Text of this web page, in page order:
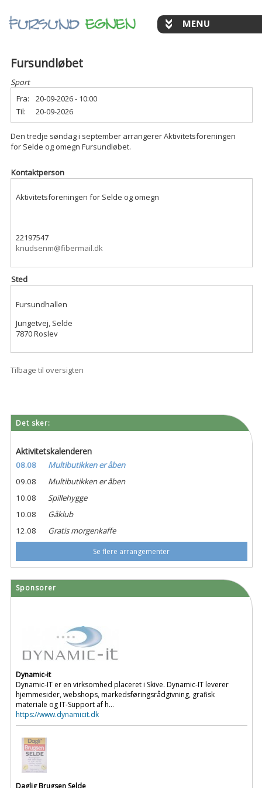
Fursundløbet
Sport
Fra:
20-09-2026 - 10:00
Til:
20-09-2026
Den tredje søndag i september arrangerer Aktivitetsforeningen
for Selde og omegn Fursundløbet.
Kontaktperson
Aktivitetsforeningen for Selde og omegn
22197547
knudsenm@fibermail.dk
Sted
Fursundhallen
Jungetvej, Selde
7870 Roslev
Tilbage til oversigten
Det sker:
Aktivitetskalenderen
08.08
Multibutikken er åben
09.08
Multibutikken er åben
10.08
Spillehygge
10.08
Gåklub
12.08
Gratis morgenkaffe
Se flere arrangementer
Sponsorer
Dynamic-it
Dynamic-IT er en virksomhed placeret i Skive. Dynamic-IT leverer
hjemmesider, webshops, markedsføringsrådgivning, grafisk
materiale og IT-Support af h...
https://www.dynamicit.dk
Daglig Brugsen Selde